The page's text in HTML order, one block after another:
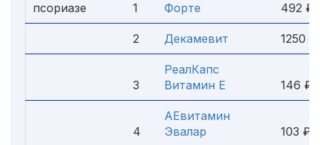
псориазе
1
Форте
492 ₽
2 Декамевит 1250 ₽
3
РеалКапс
Витамин Е
146 ₽
4
АЕвитамин
Эвалар
103 ₽